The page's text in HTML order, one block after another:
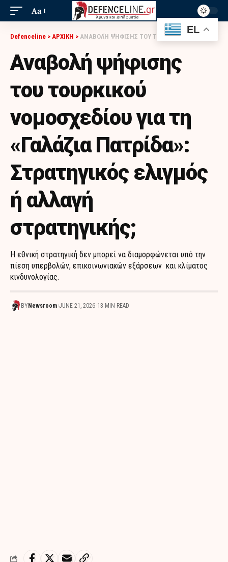
Aa
Defenceline > ΑΡΧΙΚΗ > ΑΝΑΒΟΛΉ ΨΉΦΙΣΗΣ ΤΟΥ ΤΟΥΡΚΙΚΟΎ ΝΟΜΟΣΧΕΔΊΟΥ ΓΙΑ ΤΗ «ΓΑΛΆΖΙΑ ΠΑΤΡΊΔΑ»: ΣΤΡΑΤΗΓΙΚΌΣ ΕΛΙΓΜΌΣ Ή ΑΛΛΑΓΉ ΣΤΡΑΤΗΓΙΚΉΣ;
Αναβολή ψήφισης
του τουρκικού
νομοσχεδίου για τη
«Γαλάζια Πατρίδα»:
Στρατηγικός ελιγμός
ή αλλαγή
στρατηγικής;
Η εθνική στρατηγική δεν μπορεί να διαμορφώνεται υπό την
πίεση υπερβολών, επικοινωνιακών εξάρσεων και κλίματος
κινδυνολογίας.
BY Newsroom JUNE 21, 2026 13 MIN READ
EL